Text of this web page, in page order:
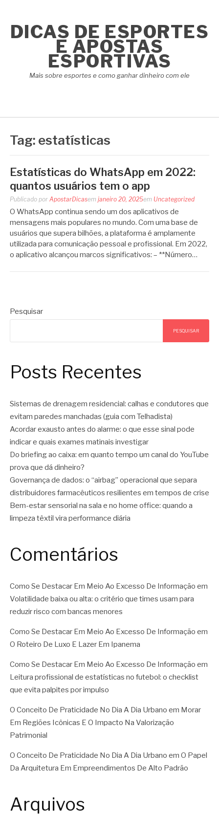
conteúdo
DICAS DE ESPORTES
E APOSTAS
ESPORTIVAS
Mais sobre esportes e como ganhar dinheiro com ele
Tag: estatísticas
Estatísticas do WhatsApp em 2022:
quantos usuários tem o app
Publicado por ApostarDicasem janeiro 20, 2025em Uncategorized
O WhatsApp continua sendo um dos aplicativos de
mensagens mais populares no mundo. Com uma base de
usuários que supera bilhões, a plataforma é amplamente
utilizada para comunicação pessoal e profissional. Em 2022,
o aplicativo alcançou marcos significativos: – **Número…
Pesquisar
PESQUISAR
Posts Recentes
Sistemas de drenagem residencial: calhas e condutores que
evitam paredes manchadas (guia com Telhadista)
Acordar exausto antes do alarme: o que esse sinal pode
indicar e quais exames matinais investigar
Do briefing ao caixa: em quanto tempo um canal do YouTube
prova que dá dinheiro?
Governança de dados: o “airbag” operacional que separa
distribuidores farmacêuticos resilientes em tempos de crise
Bem-estar sensorial na sala e no home office: quando a
limpeza têxtil vira performance diária
Comentários
Como Se Destacar Em Meio Ao Excesso De Informação em
Volatilidade baixa ou alta: o critério que times usam para
reduzir risco com bancas menores
Como Se Destacar Em Meio Ao Excesso De Informação em
O Roteiro De Luxo E Lazer Em Ipanema
Como Se Destacar Em Meio Ao Excesso De Informação em
Leitura profissional de estatísticas no futebol: o checklist
que evita palpites por impulso
O Conceito De Praticidade No Dia A Dia Urbano em Morar
Em Regiões Icônicas E O Impacto Na Valorização
Patrimonial
O Conceito De Praticidade No Dia A Dia Urbano em O Papel
Da Arquitetura Em Empreendimentos De Alto Padrão
Arquivos